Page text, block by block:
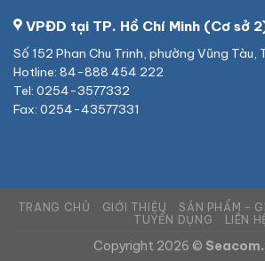
VPĐD tại TP. Hồ Chí Minh (Cơ sở
Số 152 Phan Chu Trinh, phường Vũng Tàu,
Hotline: 84-888 454 222
Tel: 0254-3577332
Fax: 0254-43577331
TRANG CHỦ GIỚI THIỆU SẢN PHẨM –
TUYỂN DỤNG
LIÊN
Copyright 2026 ©